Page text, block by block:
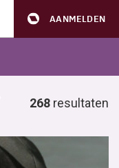
AANMELDEN
268 resultaten